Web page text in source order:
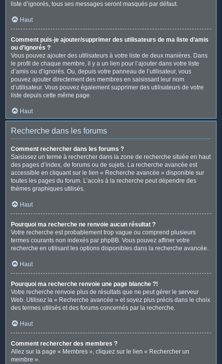
liste d’ignorés, tous ses messages seront masqués par défaut.
Haut
Comment puis-je ajouter/supprimer des utilisateurs de ma liste d’amis
ou d’ignorés ?
Vous pouvez ajouter des utilisateurs à votre liste de deux manières. Dans
le profil de chaque membre, il y a un lien pour l’ajouter dans votre liste
d’amis ou d’ignorés. Ou, depuis votre panneau de l’utilisateur, vous
pouvez ajouter directement des membres en saisissant leur nom
d’utilisateur. Vous pouvez également supprimer des utilisateurs de votre
liste depuis cette même page.
Haut
Recherche dans les forums
Comment rechercher dans les forums ?
Saisissez un terme à rechercher dans la zone de recherche située en haut
des pages d’index, de forums ou de sujets. La recherche avancée est
accessible en cliquant sur le lien « Recherche avancée » disponible sur
toutes les pages du forum. L’accès à la recherche peut dépendre des
thèmes graphiques utilisés.
Haut
Pourquoi ma recherche ne renvoie aucun résultat ?
Votre recherche est probablement trop vague ou comprend plusieurs
termes courants non indexés par phpBB. Vous pouvez affiner votre
recherche en utilisant les options disponibles dans la recherche avancée.
Haut
Pourquoi ma recherche renvoie une page blanche ?!
Votre recherche renvoie plus de résultats que ne peut gérer le serveur
Web. Utilisez la « Recherche avancée » et soyez plus précis dans le choix
des termes utilisés et des forums concernés par la recherche.
Haut
Comment rechercher des membres ?
Allez sur la page « Membres », cliquez sur le lien « Rechercher un
membre ».